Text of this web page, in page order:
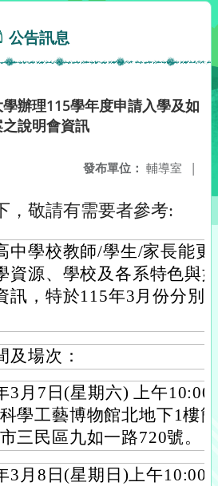
公告訊息
辦理115學年度申請入學及如
說明會資訊
發布單位： 輔導室 |
，敬請有需要者參考:
中學校教師/學生/家長能
資源、學校及各系特色與
訊，特於115年3月份分別
及場次：
3月7日(星期六) 上午
學工藝博物館北地下1樓
三民區九如一路720號。
3月8日(星期日)上午